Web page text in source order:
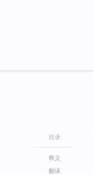
目录
释义
翻译